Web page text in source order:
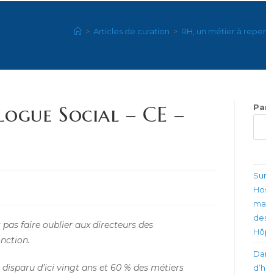
> Articles de curation > RH, un métier à
Social – CE –
faire oublier aux directeurs des
d’ici vingt ans et 60 % des métiers